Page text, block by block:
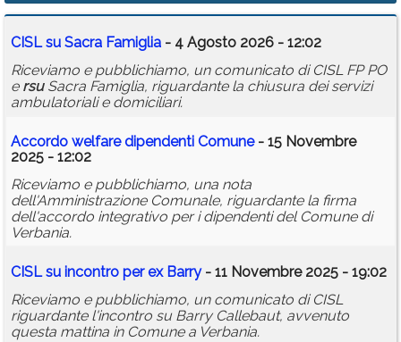
Calendario
Annunci
CISL su Sacra Famiglia - 4 Agosto 2026 - 12:02
Riceviamo e pubblichiamo, un comunicato di CISL FP PO
e rsuSacra Famiglia, riguardante la chiusura dei servizi
ambulatoriali e domiciliari.
Accordo welfare dipendenti Comune- 15 Novembre
2025 - 12:02
Riceviamo e pubblichiamo, una nota
dell'Amministrazione Comunale, riguardante la firma
dell'accordo integrativo per i dipendenti del Comune di
Verbania.
CISL su incontro per ex Barry- 11 Novembre 2025 - 19:02
Riceviamo e pubblichiamo, un comunicato di CISL
riguardante l'incontro su Barry Callebaut, avvenuto
questa mattina in Comune a Verbania.